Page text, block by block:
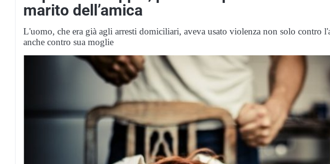
marito dell’amica
L'uomo, che era già agli arresti domiciliari, aveva usato violenza non solo contro
anche contro sua moglie